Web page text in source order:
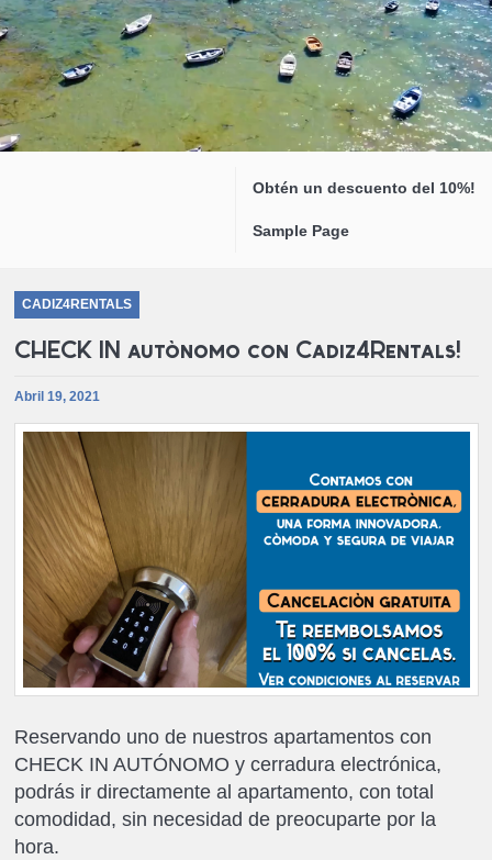
Obtén un descuento del 10%!
Sample Page
CADIZ4RENTALS
CHECK IN autónomo con Cadiz4Rentals!
Abril 19, 2021
Reservando uno de nuestros apartamentos con
CHECK IN AUTÓNOMO y cerradura electrónica,
podrás ir directamente al apartamento, con total
comodidad, sin necesidad de preocuparte por la
hora.